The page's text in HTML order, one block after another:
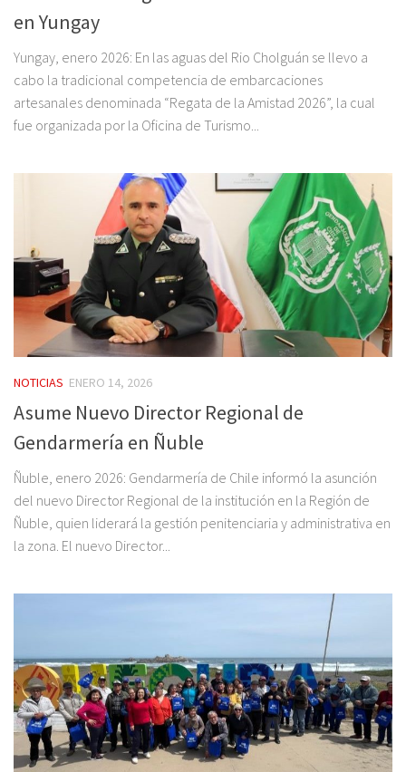
en Yungay
Yungay, enero 2026: En las aguas del Rio Cholguán se llevo a
cabo la tradicional competencia de embarcaciones
artesanales denominada “Regata de la Amistad 2026”, la cual
fue organizada por la Oficina de Turismo...
NOTICIAS ENERO 14, 2026
Asume Nuevo Director Regional de
Gendarmería en Ñuble
Ñuble, enero 2026: Gendarmería de Chile informó la asunción
del nuevo Director Regional de la institución en la Región de
Ñuble, quien liderará la gestión penitenciaria y administrativa en
la zona. El nuevo Director...